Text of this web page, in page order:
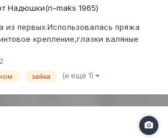
Надюшки(n-maks 1965)
из первых.Использовалась пряжа
крепление,глазки валяные
2
зайка (и ещё 1)